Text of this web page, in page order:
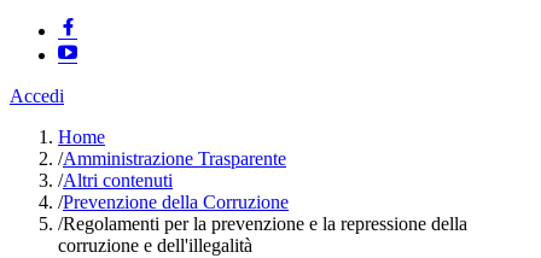
Accedi
Home
/Amministrazione Trasparente
/Altri contenuti
/Prevenzione della Corruzione
/Regolamenti per la prevenzione e la repressione della
corruzione e dell'illegalità